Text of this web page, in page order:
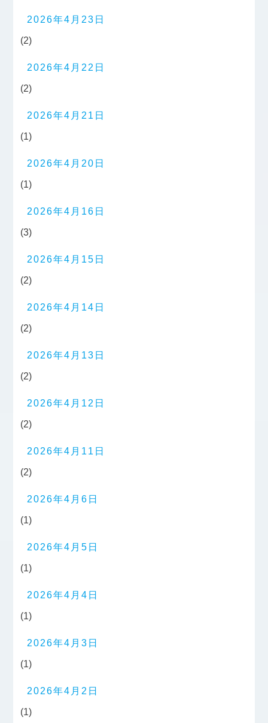
2026年4月23日
(2)
2026年4月22日
(2)
2026年4月21日
(1)
2026年4月20日
(1)
2026年4月16日
(3)
2026年4月15日
(2)
2026年4月14日
(2)
2026年4月13日
(2)
2026年4月12日
(2)
2026年4月11日
(2)
2026年4月6日
(1)
2026年4月5日
(1)
2026年4月4日
(1)
2026年4月3日
(1)
2026年4月2日
(1)